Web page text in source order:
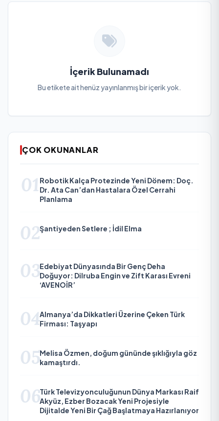
İçerik Bulunamadı
Bu etikete ait henüz yayınlanmış bir içerik yok.
ÇOK OKUNANLAR
01 Robotik Kalça Protezinde Yeni Dönem: Doç.
Dr. Ata Can’dan Hastalara Özel Cerrahi
Planlama
02Şantiyeden Setlere ; İdil Elma
03Edebiyat Dünyasında Bir Genç Deha
Doğuyor: Dilruba Engin ve Zift Karası Evreni
‘AVENOİR’
04Almanya’da Dikkatleri Üzerine Çeken Türk
Firması: Taşyapı
05Melisa Özmen, doğum gününde şıklığıyla göz
kamaştırdı.
06Türk Televizyonculuğunun Dünya Markası Raif
Akyüz, Ezber Bozacak Yeni Projesiyle
Dijitalde Yeni Bir Çağ Başlatmaya Hazırlanıyor